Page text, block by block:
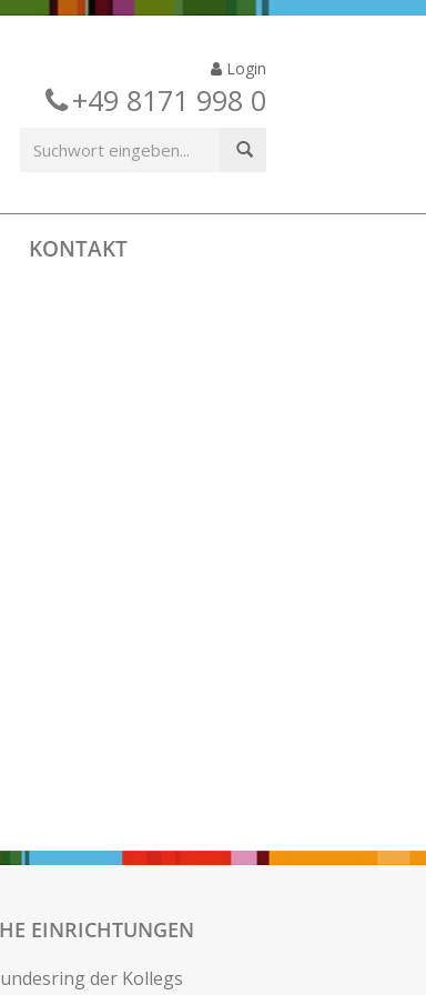
Login
+49 8171 998 0
KONTAKT
EINRICHTUNGEN
der Kollegs